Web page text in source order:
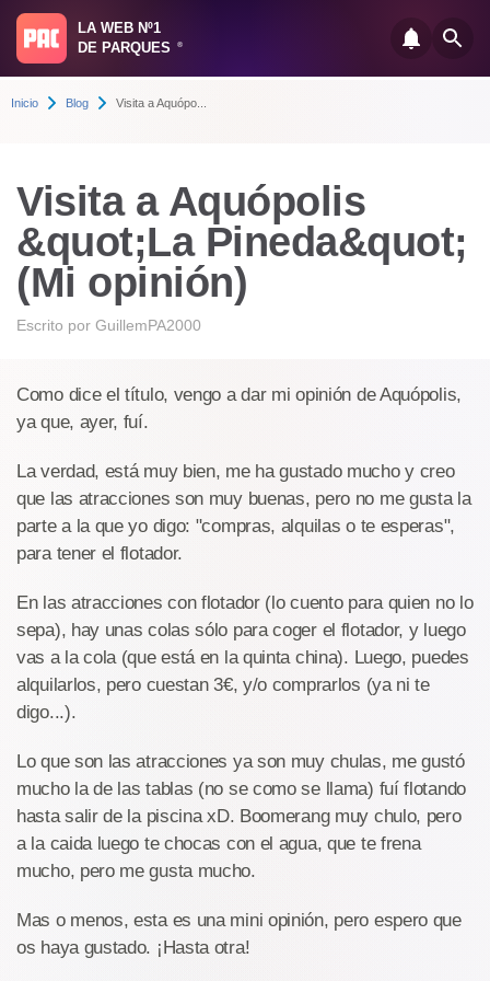
LA WEB Nº1
DE PARQUES
®
Inicio Blog Visita a Aquópo...
Visita a Aquópolis
&quot;La Pineda&quot;
(Mi opinión)
Escrito por GuillemPA2000
Como dice el título, vengo a dar mi opinión de Aquópolis,
ya que, ayer, fuí.
La verdad, está muy bien, me ha gustado mucho y creo
que las atracciones son muy buenas, pero no me gusta la
parte a la que yo digo: "compras, alquilas o te esperas",
para tener el flotador.
En las atracciones con flotador (lo cuento para quien no lo
sepa), hay unas colas sólo para coger el flotador, y luego
vas a la cola (que está en la quinta china). Luego, puedes
alquilarlos, pero cuestan 3€, y/o comprarlos (ya ni te
digo...).
Lo que son las atracciones ya son muy chulas, me gustó
mucho la de las tablas (no se como se llama) fuí flotando
hasta salir de la piscina xD. Boomerang muy chulo, pero
a la caida luego te chocas con el agua, que te frena
mucho, pero me gusta mucho.
Mas o menos, esta es una mini opinión, pero espero que
os haya gustado. ¡Hasta otra!